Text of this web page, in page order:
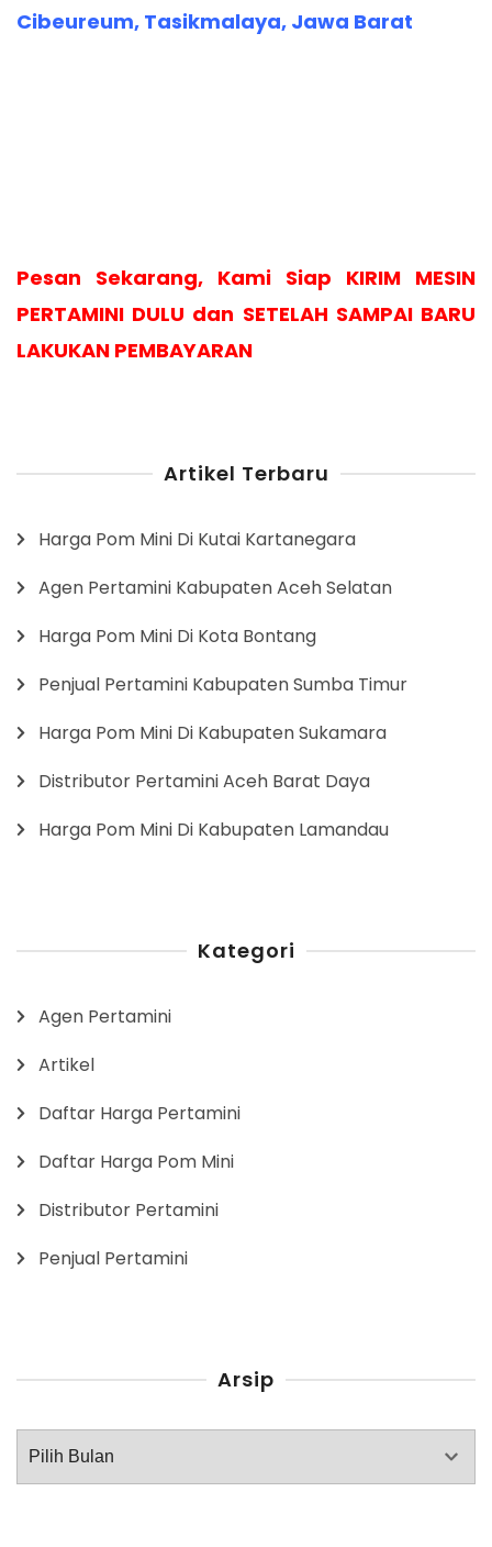
Cibeureum, Tasikmalaya, Jawa Barat
Pesan Sekarang, Kami Siap KIRIM MESIN
PERTAMINI DULU dan SETELAH SAMPAI BARU
LAKUKAN PEMBAYARAN
Artikel Terbaru
Harga Pom Mini Di Kutai Kartanegara
Agen Pertamini Kabupaten Aceh Selatan
Harga Pom Mini Di Kota Bontang
Penjual Pertamini Kabupaten Sumba Timur
Harga Pom Mini Di Kabupaten Sukamara
Distributor Pertamini Aceh Barat Daya
Harga Pom Mini Di Kabupaten Lamandau
Kategori
Agen Pertamini
Artikel
Daftar Harga Pertamini
Daftar Harga Pom Mini
Distributor Pertamini
Penjual Pertamini
Arsip
Arsip